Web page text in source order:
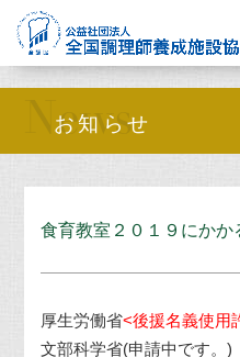
News
お知らせ
食育教室２０１９にかか
厚生労働省<後援名義使用
文部科学省(申請中です。)